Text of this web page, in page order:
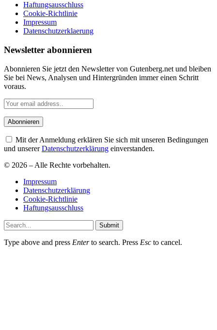
Haftungsausschluss
Cookie-Richtlinie
Impressum
Datenschutzerklaerung
Newsletter abonnieren
Abonnieren Sie jetzt den Newsletter von Gutenberg.net und bleiben
Sie bei News, Analysen und Hintergründen immer einen Schritt
voraus.
Mit der Anmeldung erklären Sie sich mit unseren Bedingungen
und unsererDatenschutzerklärung einverstanden.
© 2026 – Alle Rechte vorbehalten.
Impressum
Datenschutzerklärung
Cookie-Richtlinie
Haftungsausschluss
Submit
Type above and press Enterto search. Press Esc to cancel.